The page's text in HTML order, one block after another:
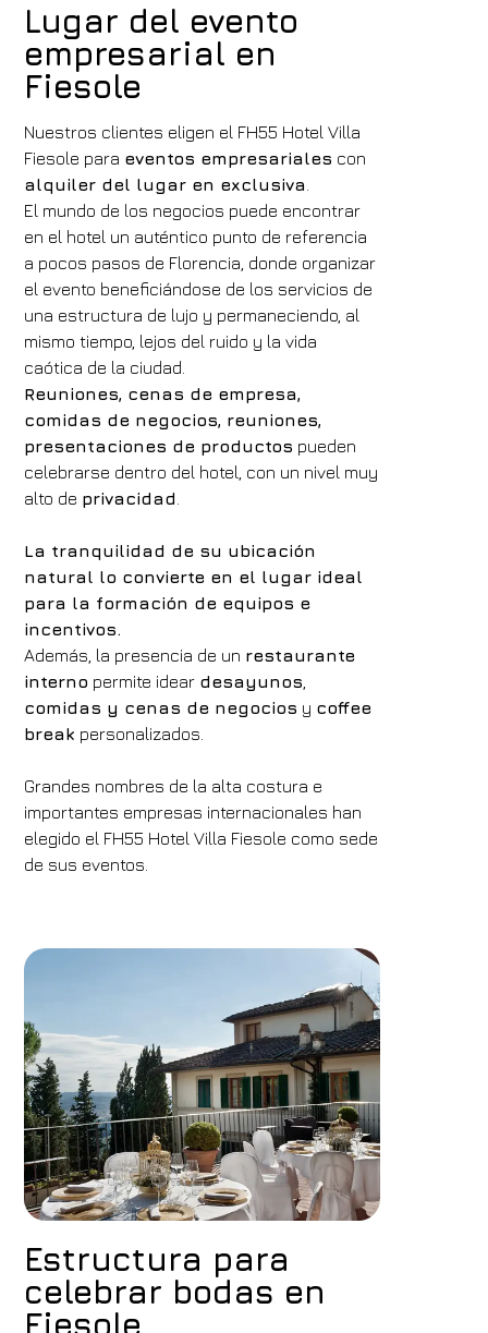
Lugar del evento
empresarial en
Fiesole
Nuestros clientes eligen el FH55 Hotel Villa
Fiesole para eventos empresariales con
alquiler del lugar en exclusiva
El mundo de los negocios puede encontrar
en el hotel un auténtico punto de referencia
a pocos pasos de Florencia, donde organizar
el evento beneficiándose de los servicios de
una estructura de lujo y permaneciendo, al
mismo tiempo, lejos del ruido y la vida
caótica de la ciudad.
Reuniones, cenas de empresa,
comidas de negocios, reuniones,
presentaciones de productos pueden
celebrarse dentro del hotel, con un nivel muy
alto de privacidad
La tranquilidad de su ubicación
natural lo convierte en el lugar ideal
para la formación de equipos e
incentivos.
Además, la presencia de un restaurante
interno permite idear desayunos
comidas y cenas de negocios y coffee
break personalizados.
Grandes nombres de la alta costura e
importantes empresas internacionales han
elegido el FH55 Hotel Villa Fiesole como sede
de sus eventos.
Estructura para
celebrar bodas en
Fiesole